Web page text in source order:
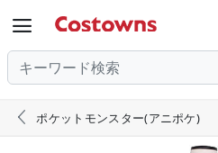

 ポケットモンスター(アニポケ)